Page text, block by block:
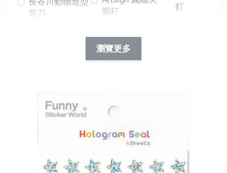
剪刀
圖釘
NT$ 19.00
NT$ 66.00
釘
瀏覽更多